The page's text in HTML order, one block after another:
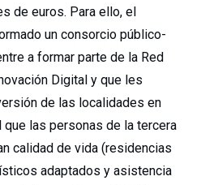
de euros. Para ello, el
un consorcio público-
a formar parte de la Red
Digital y que les
de las localidades en
las personas de la tercera
calidad de vida (residencias
adaptados y asistencia